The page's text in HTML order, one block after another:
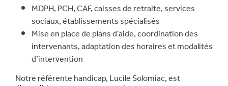
MDPH, PCH, CAF, caisses de retraite, services
sociaux, établissements spécialisés
Mise en place de plans d’aide, coordination des
intervenants, adaptation des horaires et modalités
d’intervention
Notre référente handicap, Lucile Solomiac, est